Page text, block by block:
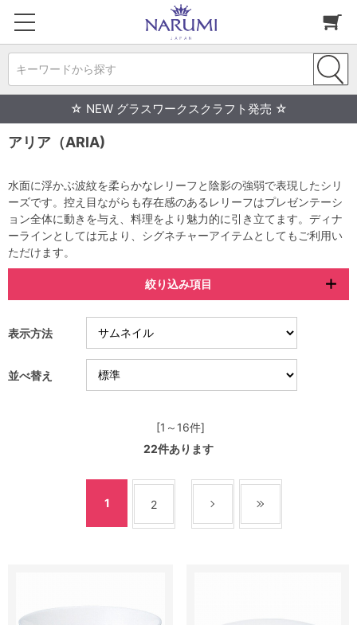
キーワードから探す
☆ NEW グラスワークスクラフト発売 ☆
アリア（ARIA)
水面に浮かぶ波紋を柔らかなレリーフと陰影の強弱で表現したシリ
ーズです。控え目ながらも存在感のあるレリーフはプレゼンテーシ
ョン全体に動きを与え、料理をより魅力的に引き立てます。ディナ
ーラインとしては元より、シグネチャーアイテムとしてもご利用い
ただけます。
絞り込み項目
表示方法
並べ替え
[1～16件]
22件あります
1 2